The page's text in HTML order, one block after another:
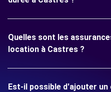
Quelles sont les
location à Castres ?
Est-il possible d'ajouter un